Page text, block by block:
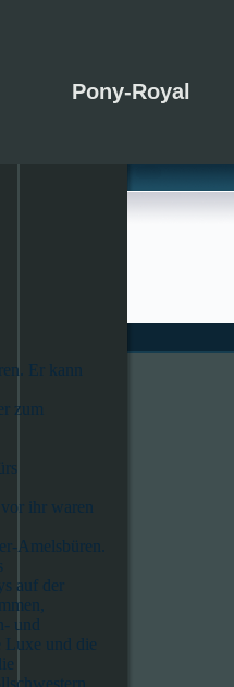
Pony-Royal
Er kann
zum
ihr waren
Amelsbüren.
auf der
und
und die